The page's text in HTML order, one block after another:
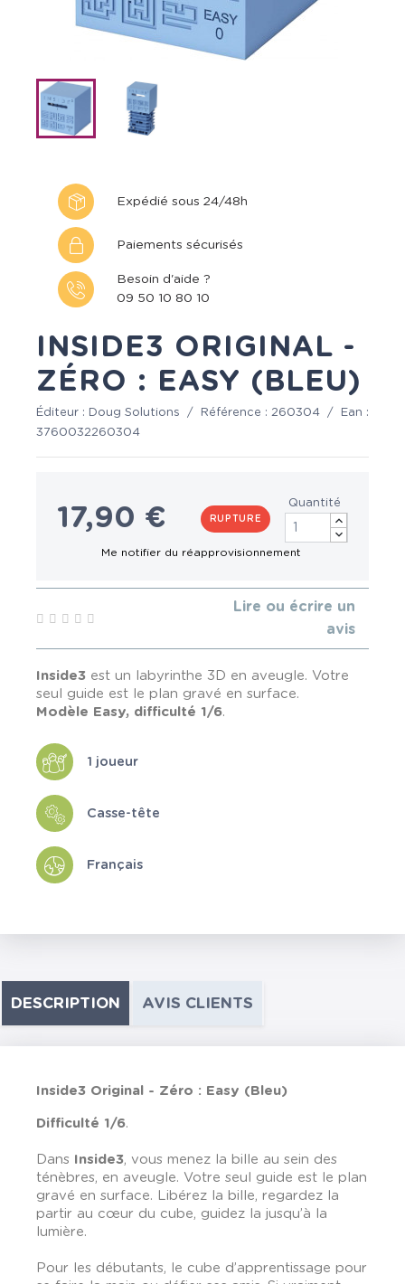
Expédié sous 24/48h
Paiements sécurisés
Besoin d'aide ?
09 50 10 80 10
INSIDE3 ORIGINAL -
ZÉRO : EASY (BLEU)
Éditeur : Doug Solutions / Référence : 260304 /
Ean :
3760032260304
17,90 € RUPTURE
Quantité
Lire ou écrire un
avis
Inside3 est un labyrinthe 3D en aveugle. Votre
seul guide est le plan gravé en surface.
Modèle Easy, difficulté 1/6.
1 joueur
Casse-tête
Français
DESCRIPTION AVIS CLIENTS
Inside3 Original - Zéro : Easy (Bleu)
Difficulté 1/6.
Dans Inside3, vous menez la bille au sein des
ténèbres, en aveugle. Votre seul guide est le plan
gravé en surface. Libérez la bille, regardez la
partir au cœur du cube, guidez la jusqu’à la
lumière.
Pour les débutants, le cube d’apprentissage pour